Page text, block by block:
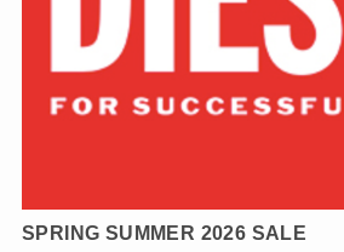
SPRING SUMMER 2026 SALE